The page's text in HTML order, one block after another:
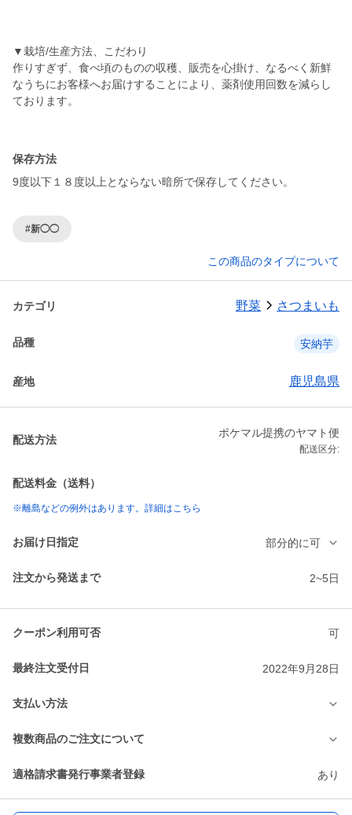
▼栽培/生産方法、こだわり
作りすぎず、食べ頃のものの収穫、販売を心掛け、なるべく新鮮
なうちにお客様へお届けすることにより、薬剤使用回数を減らし
ております。
保存方法
9度以下１８度以上とならない暗所で保存してください。
#新◯◯
この商品のタイプについて
カテゴリ 野菜 さつまいも
品種 安納芋
産地 鹿児島県
配送方法
ポケマル提携のヤマト便
配送区分:
配送料金（送料）
※離島などの例外はあります。詳細はこちら
お届け日指定 部分的に可
注文から発送まで 2~5日
クーポン利用可否 可
最終注文受付日 2022年9月28日
支払い方法
複数商品のご注文について
適格請求書発行事業者登録 あり